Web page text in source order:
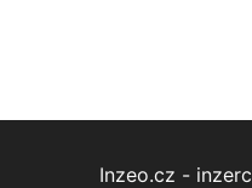
Inzeo.cz -